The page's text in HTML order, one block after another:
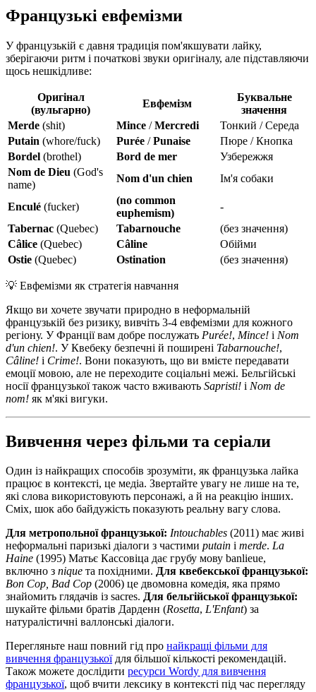
Французькі евфемізми
У французькій є давня традиція пом'якшувати лайку,
зберігаючи ритм і початкові звуки оригіналу, але підставляючи
щось нешкідливе:
Оригінал
(вульгарно)
Евфемізм
Буквальне
значення
Merde (shit) Mince /Mercredi
Тонкий / Середа
Putain (whore/fuck) Purée /Punaise
Пюре / Кнопка
Bordel (brothel) Bord de mer
Узбережжя
Nom de Dieu (God's
name)
Nom d'un chien Ім'я собаки
Enculé (fucker)
(no common
euphemism)
-
Tabernac (Quebec) Tabarnouche
(без значення)
Câlice (Quebec) Câline
Обійми
Ostie (Quebec) Ostination (без значення)
💡 Евфемізми як стратегія навчання
Якщо ви хочете звучати природно в неформальній
французькій без ризику, вивчіть 3-4 евфемізми для кожного
регіону. У Франції вам добре послужать Purée!, Mince! і Nom
d'un chien!. У Квебеку безпечні й поширені Tabarnouche!,
Câline! і Crime!. Вони показують, що ви вмієте передавати
емоції мовою, але не переходите соціальні межі. Бельгійські
носії французької також часто вживають Sapristi! і Nom de
nom! як м'які вигуки.
Вивчення через фільми та серіали
Один із найкращих способів зрозуміти, як французька лайка
працює в контексті, це медіа. Звертайте увагу не лише на те,
які слова використовують персонажі, а й на реакцію інших.
Сміх, шок або байдужість показують реальну вагу слова.
Для метропольної французької: Intouchables (2011) має живі
неформальні паризькі діалоги з частими putain і merde. La
Haine (1995) Матьє Кассовіца дає грубу мову banlieue,
включно з nique та похідними. Для квебекської французької:
Bon Cop, Bad Cop (2006) це двомовна комедія, яка прямо
знайомить глядачів із sacres. Для бельгійської французької:
шукайте фільми братів Дарденн (Rosetta, L'Enfant) за
натуралістичні валлонські діалоги.
Перегляньте наш повний гід про найкращі фільми для
вивчення французькоїдля більшої кількості рекомендацій.
Також можете дослідити ресурси Wordy для вивчення
французької, щоб вчити лексику в контексті під час перегляду